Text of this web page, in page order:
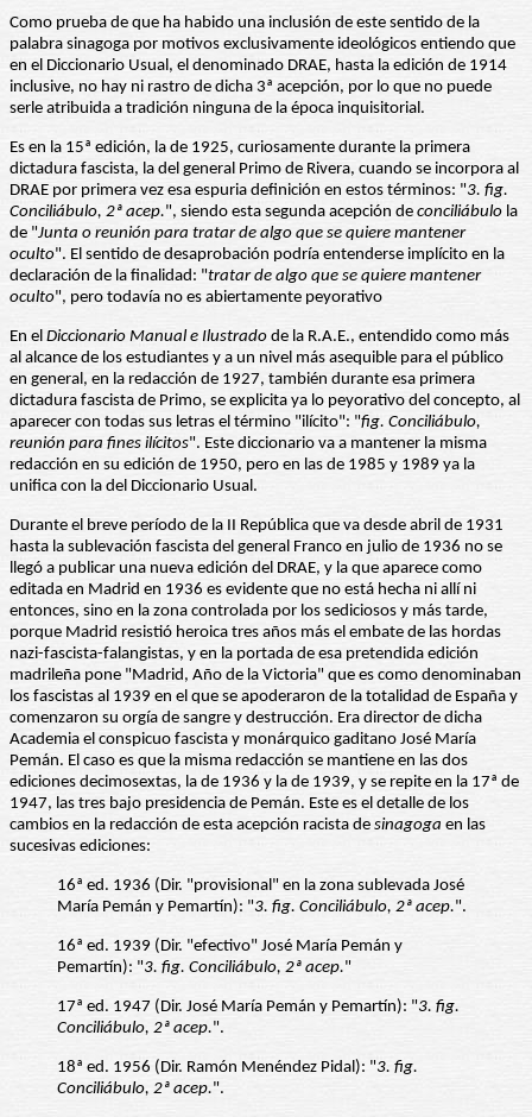
Como prueba de que ha habido una inclusión de este sentido de la
palabra sinagoga por motivos exclusivamente ideológicos entiendo que
en el Diccionario Usual, el denominado DRAE, hasta la edición de 1914
inclusive, no hay ni rastro de dicha 3ª acepción, por lo que no puede
serle atribuida a tradición ninguna de la época inquisitorial.
Es en la 15ª edición, la de 1925, curiosamente durante la primera
dictadura fascista, la del general Primo de Rivera, cuando se incorpora al
DRAE por primera vez esa espuria definición en estos términos: "3. fig.
Conciliábulo, 2ª acep.", siendo esta segunda acepción de conciliábulo la
de "Junta o reunión para tratar de algo que se quiere mantener
oculto". El sentido de desaprobación podría entenderse implícito en la
declaración de la finalidad: "tratar de algo que se quiere mantener
oculto", pero todavía no es abiertamente peyorativo
En el Diccionario Manual e Ilustrado de la R.A.E., entendido como más
al alcance de los estudiantes y a un nivel más asequible para el público
en general, en la redacción de 1927, también durante esa primera
dictadura fascista de Primo, se explicita ya lo peyorativo del concepto, al
aparecer con todas sus letras el término "ilícito": "fig. Conciliábulo,
reunión para fines ilícitos". Este diccionario va a mantener la misma
redacción en su edición de 1950, pero en las de 1985 y 1989 ya la
unifica con la del Diccionario Usual.
Durante el breve período de la II República que va desde abril de 1931
hasta la sublevación fascista del general Franco en julio de 1936 no se
llegó a publicar una nueva edición del DRAE, y la que aparece como
editada en Madrid en 1936 es evidente que no está hecha ni allí ni
entonces, sino en la zona controlada por los sediciosos y más tarde,
porque Madrid resistió heroica tres años más el embate de las hordas
nazi-fascista-falangistas, y en la portada de esa pretendida edición
madrileña pone "Madrid, Año de la Victoria" que es como denominaban
los fascistas al 1939 en el que se apoderaron de la totalidad de España y
comenzaron su orgía de sangre y destrucción. Era director de dicha
Academia el conspicuo fascista y monárquico gaditano José María
Pemán. El caso es que la misma redacción se mantiene en las dos
ediciones decimosextas, la de 1936 y la de 1939, y se repite en la 17ª de
1947, las tres bajo presidencia de Pemán. Este es el detalle de los
cambios en la redacción de esta acepción racista de sinagoga en las
sucesivas ediciones:
16ª ed. 1936 (Dir. "provisional" en la zona sublevada José
María Pemán y Pemartín): "3. fig. Conciliábulo, 2ª acep.".
16ª ed. 1939 (Dir. "efectivo" José María Pemán y
Pemartín): "3. fig. Conciliábulo, 2ª acep."
17ª ed. 1947 (Dir. José María Pemán y Pemartín): "3. fig.
Conciliábulo, 2ª acep.".
18ª ed. 1956 (Dir. Ramón Menéndez Pidal): "3. fig.
Conciliábulo, 2ª acep.".